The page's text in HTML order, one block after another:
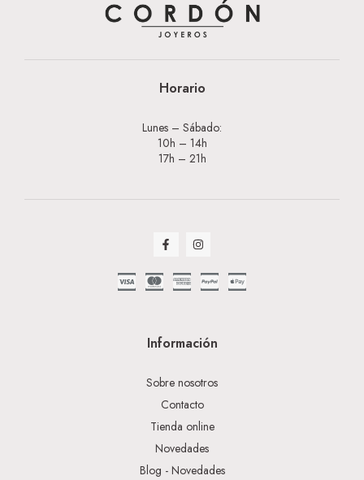
Horario
Lunes – Sábado:
10h – 14h
17h – 21h
Información
Sobre nosotros
Contacto
Tienda online
Novedades
Blog - Novedades